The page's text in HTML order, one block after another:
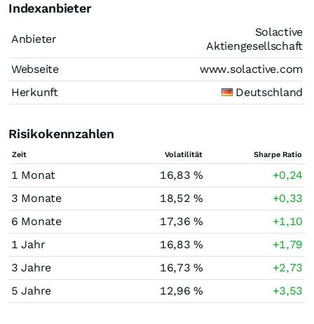
Indexanbieter
Anbieter
Solactive
Aktiengesellschaft
Webseite
www.solactive.com
Herkunft
Deutschland
Risikokennzahlen
Zeit Volatilität Sharpe Ratio
1 Monat 16,83 %
+0,24
3 Monate
18,52 %
+0,33
6 Monate
17,36 %
+1,10
1 Jahr
16,83 %
+1,79
3 Jahre
16,73 %
+2,73
5 Jahre
12,96 % +3,53